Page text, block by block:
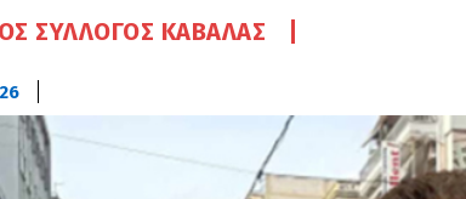
ΣΎΛΛΟΓΟΣ ΚΑΒΆΛΑΣ